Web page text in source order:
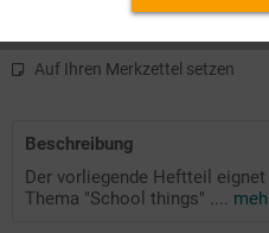
Auf Ihren Merkzettel setzen
Beschreibung
Der vorliegende Heftteil
Thema "School things" ....